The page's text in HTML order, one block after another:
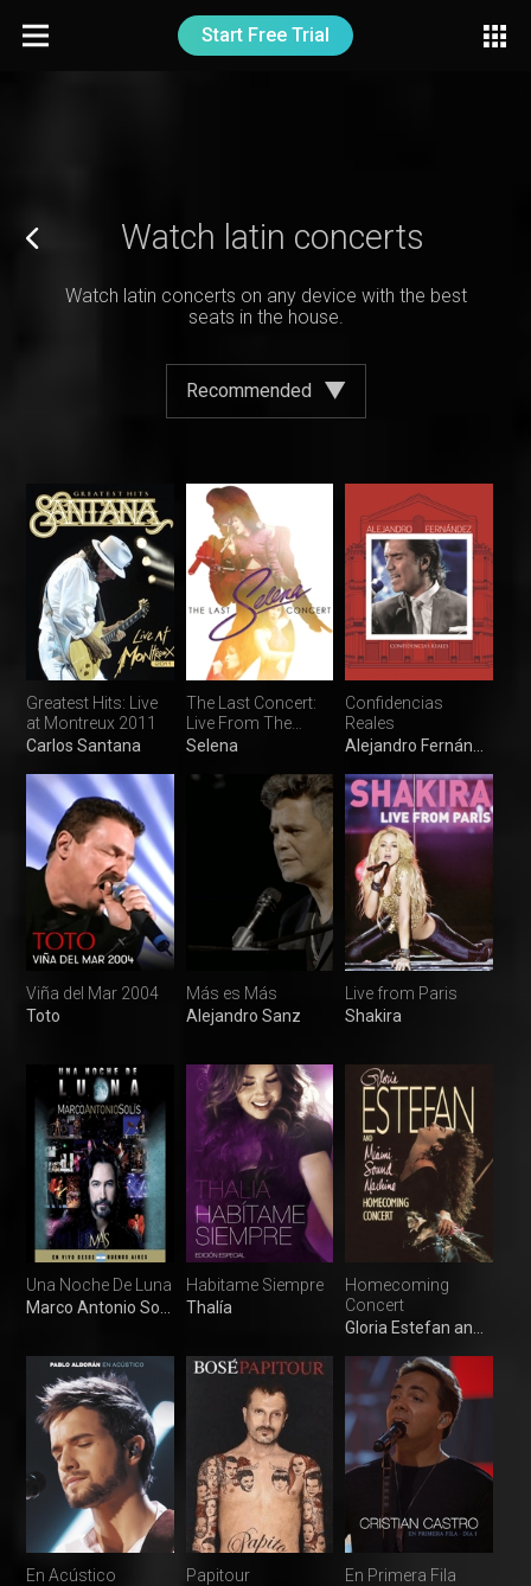
Start Free Trial
Watch latin concerts
Watch latin concerts on any device with the best
seats in the house.
Recommended
Greatest Hits: Live
at Montreux 2011
Carlos Santana
The Last Concert:
Live From The
Astrodome
Selena
Confidencias
Reales
Alejandro Fernández
Viña del Mar 2004
Toto
Más es Más
Alejandro Sanz
Live from Paris
Shakira
Una Noche De Luna
Habitame Siempre
Thalía
Homecoming
Concert
En Acústico
Papitour
En Primera Fila